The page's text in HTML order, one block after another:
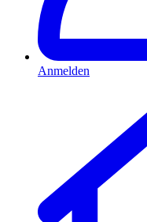
Anmelden